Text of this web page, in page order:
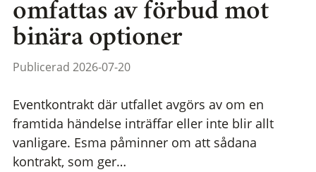
omfattas av förbud mot
binära optioner
Publicerad 2026-07-20
Eventkontrakt där utfallet avgörs av om en
framtida händelse inträffar eller inte blir allt
vanligare. Esma påminner om att sådana
kontrakt, som ger…